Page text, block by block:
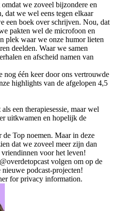
we zoveel bijzondere en
dat we wel eens tegen elkaar
een boek over schrijven. Nou, dat
pakten wel de microfoon en
plek waar we onze humor lieten
deelden. Waar we samen
en afscheid namen van
nog één keer door ons vertrouwde
highlights van de afgelopen 4,5
een therapiesessie, maar wel
uitkwamen en hopelijk de
Top noemen. Maar in deze
dat we zoveel meer zijn dan
voor het leven!
volgen om op de
podcast-projecten!
for privacy information.